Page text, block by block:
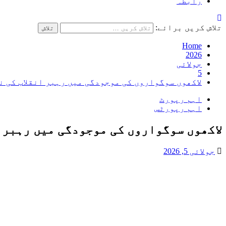
تلاش کریں برائے:
Home
2026
جولائی
5
لاکھوں سوگواروں کی موجودگی میں رہبر انقلاب کی
اہم رپورٹ
اہم رپورٹس
لاکھوں سوگواروں کی موجودگی میں رہبر
جولائی 5, 2026